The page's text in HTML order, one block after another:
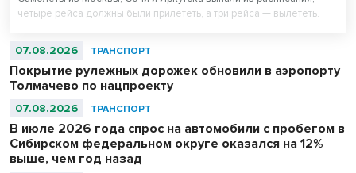
четыре рейса должны были прилететь, а три рейса — вылететь.
07.08.2026 ТРАНСПОРТ
Покрытие рулежных дорожек обновили в аэропорту
Толмачево по нацпроекту
07.08.2026 ТРАНСПОРТ
В июле 2026 года спрос на автомобили с пробегом в
Сибирском федеральном округе оказался на 12%
выше, чем год назад